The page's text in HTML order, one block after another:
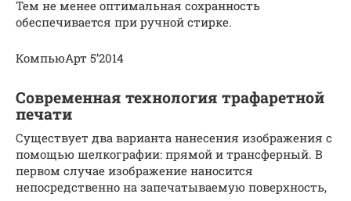
Тем не менее оптимальная сохранность
обеспечивается при ручной стирке.
КомпьюАрт 5’2014
Современная технология трафаретной
печати
Существует два варианта нанесения изображения с
помощью шелкографии: прямой и трансферный. В
первом случае изображение наносится
непосредственно на запечатываемую поверхность,